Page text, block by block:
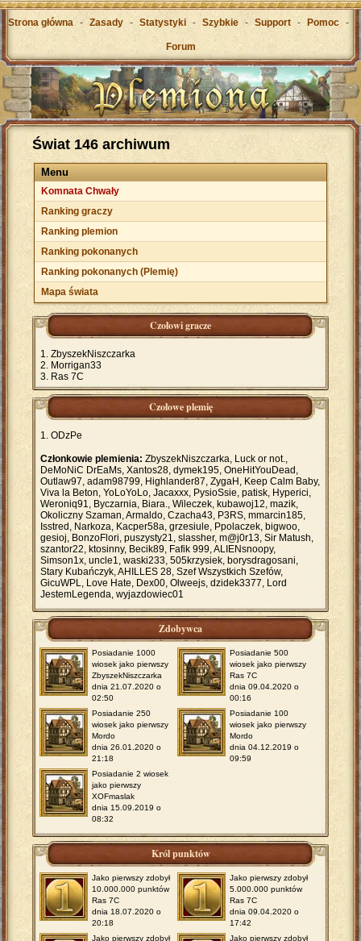
Strona główna - Zasady - Statystyki - Szybkie - Support - Pomoc -
Forum
Świat 146 archiwum
Menu
Komnata Chwały
Ranking graczy
Ranking plemion
Ranking pokonanych
Ranking pokonanych (Plemię)
Mapa świata
Czołowi gracze
ZbyszekNiszczarka
Morrigan33
Ras 7C
Czołowe plemię
ODzPe
Członkowie plemienia: ZbyszekNiszczarka, Luck or not.,
DeMoNiC DrEaMs, Xantos28, dymek195, OneHitYouDead,
Outlaw97, adam98799, Highlander87, ZygaH, Keep Calm Baby,
Viva la Beton, YoLoYoLo, Jacaxxx, PysioSsie, patisk, Hyperici,
Weroniq91, Byczarnia, Biara., Wileczek, kubawoj12, mazik,
Okoliczny Szaman, Armaldo, Czacha43, P3RS, mmarcin185,
Isstred, Narkoza, Kacper58a, grzesiule, Ppolaczek, bigwoo,
gesioj, BonzoFlori, puszysty21, slassher, m@j0r13, Sir Matush,
szantor22, ktosinny, Becik89, Fafik 999, ALIENsnoopy,
Simson1x, uncle1, waski233, 505krzysiek, borysdragosani,
Stary Kubańczyk, AHILLES 28, Szef Wszystkich Szefów,
GicuWPL, Love Hate, Dex00, Olweejs, dzidek3377, Lord
JestemLegenda, wyjazdowiec01
Zdobywca
Posiadanie 1000
wiosek jako pierwszy
ZbyszekNiszczarka
dnia 21.07.2020 o
02:50
Posiadanie 500
wiosek jako pierwszy
Ras 7C
dnia 09.04.2020 o
00:16
Posiadanie 250
wiosek jako pierwszy
Mordo
dnia 26.01.2020 o
21:18
Posiadanie 100
wiosek jako pierwszy
Mordo
dnia 04.12.2019 o
09:59
Posiadanie 2 wiosek
jako pierwszy
XOFmaslak
dnia 15.09.2019 o
08:32
Król punktów
Jako pierwszy zdobył
10.000.000 punktów
Ras 7C
dnia 18.07.2020 o
20:18
Jako pierwszy zdobył
5.000.000 punktów
Ras 7C
dnia 09.04.2020 o
17:42
Jako pierwszy zdobył
Jako pierwszy zdobył